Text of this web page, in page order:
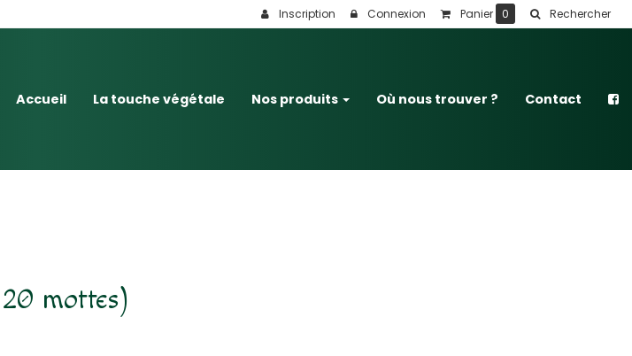
Accueil La touche végétale Nos produits Où nous trouver ? Contact
mottes)
Inscription Connexion Panier 0 Rechercher